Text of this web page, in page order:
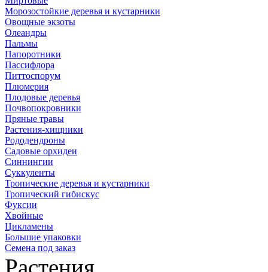
Морозостойкие деревья и кустарники
Овощные экзоты
Олеандры
Пальмы
Папоротники
Пассифлора
Питтоспорум
Плюмерия
Плодовые деревья
Почвопокровники
Пряные травы
Растения-хищники
Рододендроны
Садовые орхидеи
Синнингии
Суккуленты
Тропические деревья и кустарники
Тропический гибискус
Фуксии
Хвойные
Цикламены
Большие упаковки
Семена под заказ